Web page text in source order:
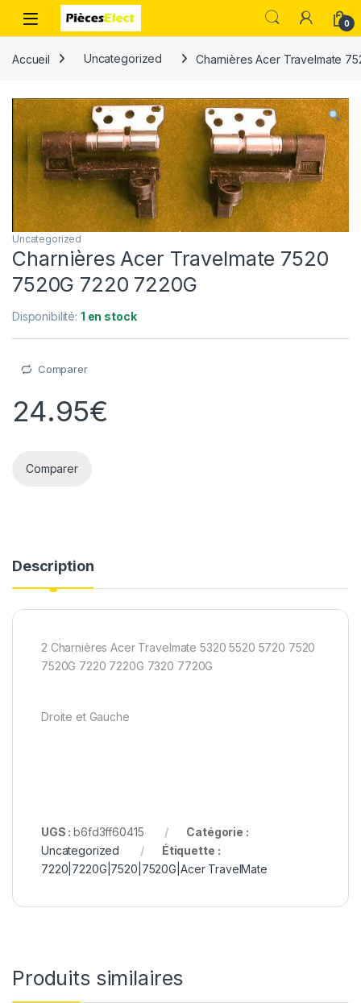
0
Accueil Uncategorized Charnières Acer Travelmate
Uncategorized
Charnières Acer Travelmate 7520
7520G 7220 7220G
Disponibilité: 1 en stock
Comparer
24.95€
Comparer
Description
2 Charnières Acer Travelmate 5320 5520 5720 7520
7520G 7220 7220G 7320 7720G
Droite et Gauche
UGS :b6fd3ff60415
Catégorie :
Uncategorized
Étiquette :
7220|7220G|7520|7520G|Acer TravelMate
Produits similaires